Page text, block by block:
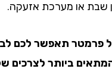
או מערכת אזעקה.
תאפשר לכם
ביותר לצרכים שלכם.